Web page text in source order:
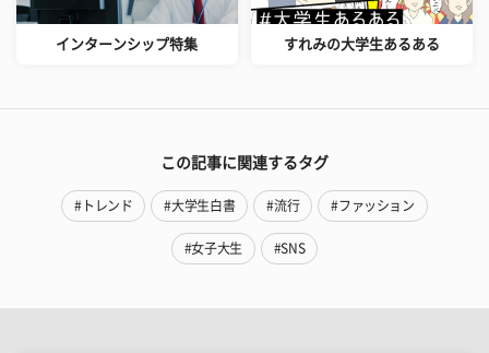
インターンシップ特集 すれみの大学生あるある
この記事に関連するタグ
#トレンド #大学生白書 #流行 #ファッション
#女子大生 #SNS